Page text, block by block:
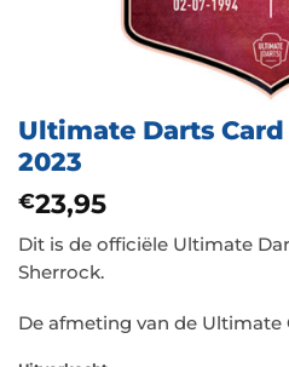
Ultimate Darts
2023
€23,95
Dit is de officiële Ultimate
Sherrock.
De afmeting van de Ultimate